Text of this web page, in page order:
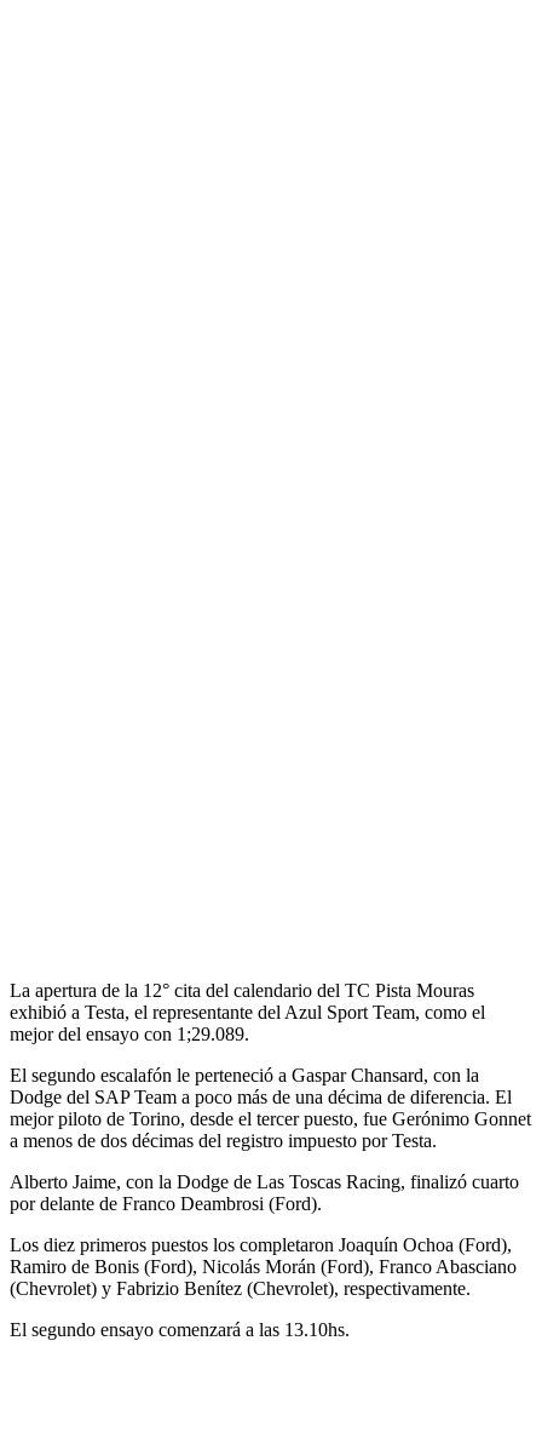
La apertura de la 12° cita del calendario del TC Pista Mouras
exhibió a Testa, el representante del Azul Sport Team, como el
mejor del ensayo con 1;29.089.
El segundo escalafón le perteneció a Gaspar Chansard, con la
Dodge del SAP Team a poco más de una décima de diferencia. El
mejor piloto de Torino, desde el tercer puesto, fue Gerónimo Gonnet
a menos de dos décimas del registro impuesto por Testa.
Alberto Jaime, con la Dodge de Las Toscas Racing, finalizó cuarto
por delante de Franco Deambrosi (Ford).
Los diez primeros puestos los completaron Joaquín Ochoa (Ford),
Ramiro de Bonis (Ford), Nicolás Morán (Ford), Franco Abasciano
(Chevrolet) y Fabrizio Benítez (Chevrolet), respectivamente.
El segundo ensayo comenzará a las 13.10hs.